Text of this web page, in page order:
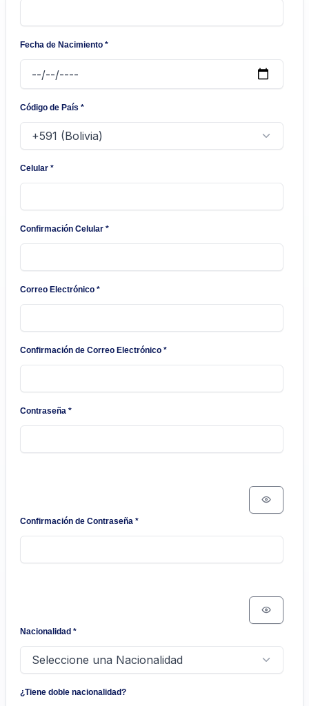
Fecha de Nacimiento *
Código de País *
Celular *
Confirmación Celular *
Correo Electrónico *
Confirmación de Correo Electrónico *
Contraseña *
Confirmación de Contraseña *
Nacionalidad *
¿Tiene doble nacionalidad?